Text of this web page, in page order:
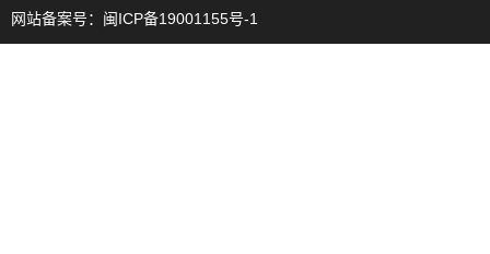
网站备案号： 闽ICP备19001155号-1